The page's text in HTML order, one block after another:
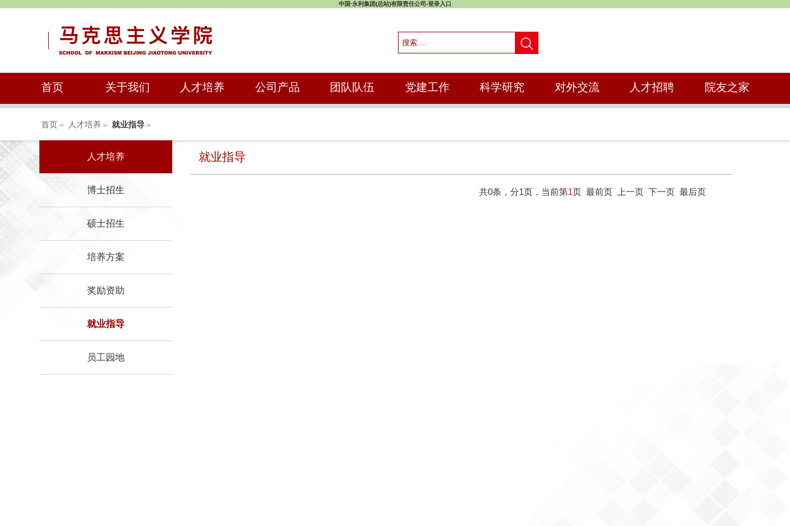
中国·永利集团(总站)有限责任公司-登录入口
首页 关于我们 人才培养 公司产品 团队队伍 党建工作 科学研究 对外交流 人才招聘 院友之家
首页 » 人才培养 » 就业指导 »
人才培养
博士招生
硕士招生
培养方案
奖励资助
就业指导
员工园地
就业指导
共0条，分1页，当前第1页 最前页 上一页 下一页 最后页